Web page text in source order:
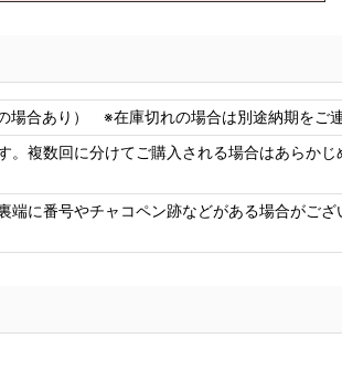
場合あり） ※在庫切れの場合は別途納期をご
複数回に分けてご購入される場合はあらか
に番号やチャコペン跡などがある場合がご